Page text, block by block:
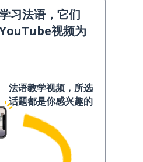
习法语，它们
视频为
法语教学视频，所选
话题都是你感兴趣的